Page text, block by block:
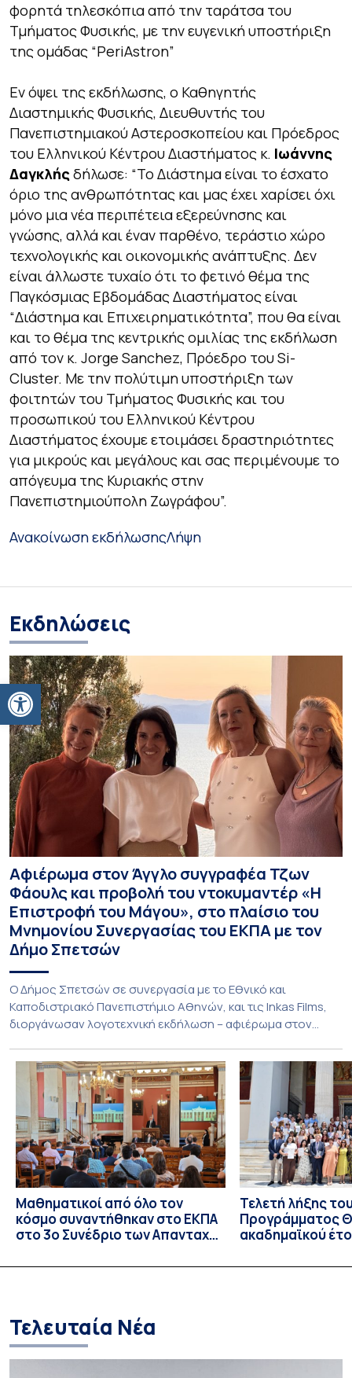
Ανοίξτε τη γραμμή εργαλείων
φορητά τηλεσκόπια από την ταράτσα του
Τμήματος Φυσικής, με την ευγενική υποστήριξη
της ομάδας “PeriΑstron”
Εν όψει της εκδήλωσης, ο Καθηγητής
Διαστημικής Φυσικής, Διευθυντής του
Πανεπιστημιακού Αστεροσκοπείου και Πρόεδρος
του Ελληνικού Κέντρου Διαστήματος κ. Ιωάννης
Δαγκλής δήλωσε: “Το Διάστημα είναι το έσχατο
όριο της ανθρωπότητας και μας έχει χαρίσει όχι
μόνο μια νέα περιπέτεια εξερεύνησης και
γνώσης, αλλά και έναν παρθένο, τεράστιο χώρο
τεχνολογικής και οικονομικής ανάπτυξης. Δεν
είναι άλλωστε τυχαίο ότι το φετινό θέμα της
Παγκόσμιας Εβδομάδας Διαστήματος είναι
“Διάστημα και Επιχειρηματικότητα”, που θα είναι
και το θέμα της κεντρικής ομιλίας της εκδήλωση
από τον κ. Jorge Sanchez, Πρόεδρο του Si-
Cluster. Με την πολύτιμη υποστήριξη των
φοιτητών του Τμήματος Φυσικής και του
προσωπικού του Ελληνικού Κέντρου
Διαστήματος έχουμε ετοιμάσει δραστηριότητες
για μικρούς και μεγάλους και σας περιμένουμε το
απόγευμα της Κυριακής στην
Πανεπιστημιούπολη Ζωγράφου”.
Ανακοίνωση εκδήλωσηςΛήψη
Εκδηλώσεις
Αφιέρωμα στον Άγγλο συγγραφέα Τζων
Φάουλς και προβολή του ντοκυμαντέρ «Η
Επιστροφή του Μάγου», στο πλαίσιο του
Μνημονίου Συνεργασίας του ΕΚΠΑ με τον
Δήμο Σπετσών
Ο Δήμος Σπετσών σε συνεργασία με το Εθνικό και
Καποδιστριακό Πανεπιστήμιο Αθηνών, και τις Inkas Films,
διοργάνωσαν λογοτεχνική εκδήλωση – αφιέρωμα στον
20ού αιώνα, με την προβολή του ντοκυμαντέρ «Η
επιστροφή του Μάγου». Η εκδήλωση διοργανώθηκε στο
πλαίσιο της συνεργασίας του Δήμου Σπετσών και του
Εθνικού και Καποδιστριακού […]
Μαθηματικοί από όλο τον
κόσμο συναντήθηκαν στο ΕΚΠΑ
στο 3ο Συνέδριο των Απανταχού
Τελετή λήξης
Προγράμματος
ακαδημαϊκού
Σπουδών στους
Τελευταία Νέα